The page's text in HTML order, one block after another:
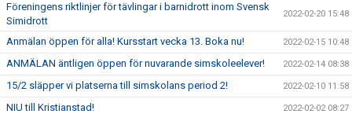
Föreningens riktlinjer för tävlingar i barnidrott inom Svensk
Simidrott
2022-02-20 15:48
Anmälan öppen för alla! Kursstart vecka 13. Boka nu! 2022-02-15 10:48
ANMÄLAN äntligen öppen för nuvarande simskoleelever! 2022-02-14 08:38
15/2 släpper vi platserna till simskolans period 2! 2022-02-10 11:58
NIU till Kristianstad! 2022-02-02 08:27